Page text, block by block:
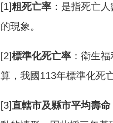
[1]粗死亡率 ：是指死亡
的現象。
[2]標準化死亡率 ：衛生
算，我國113年標準化死
[3]直轄市及縣市平均壽命